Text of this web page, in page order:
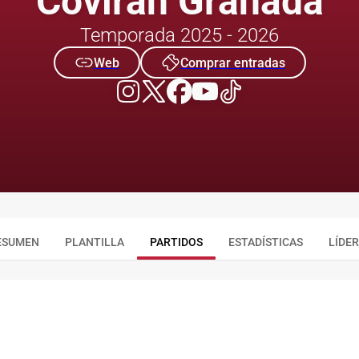
Temporada 2025 - 2026
Web Comprar entradas
PLANTILLA PARTIDOS ESTADÍSTICAS